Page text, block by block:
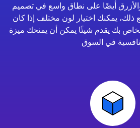
أيضًا على نطاق واسع في تصميم
يمكنك اختيار لون مختلف إذا كان
بك يقدم شيئًا يمكن أن يمنحك ميزة